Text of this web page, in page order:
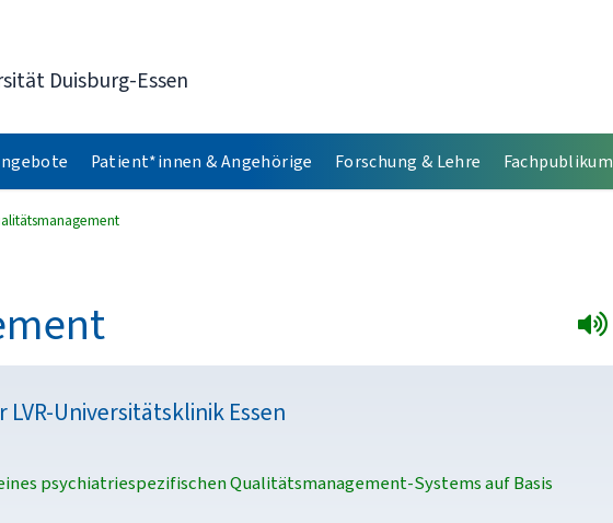
Duisburg-Essen
Patient*innen & Angehörige Forschung & Lehre Fachpublikum
Universitätsklinik Essen
psychiatriespezifischen Qualitätsmanagement-Systems auf Basis